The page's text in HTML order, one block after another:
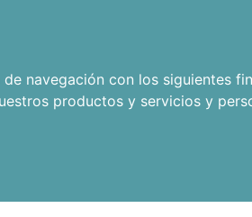
navegación con los siguientes
productos y servicios y